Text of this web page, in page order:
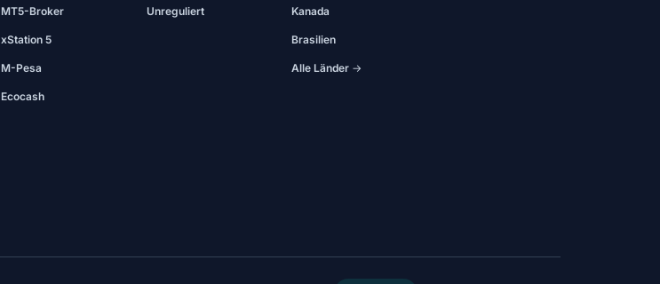
MT5-Broker
xStation 5
M-Pesa
Ecocash
Unreguliert Kanada
Brasilien
Alle Länder →